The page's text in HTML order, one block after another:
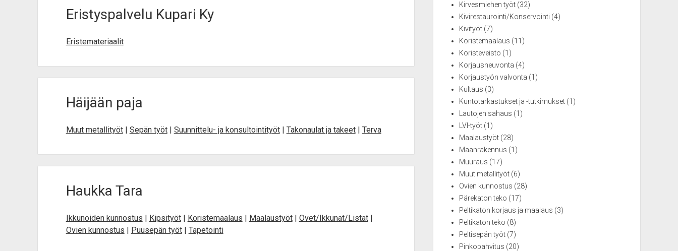
Eristyspalvelu Kupari Ky
Eristemateriaalit
Häijään paja
Muut metallityöt| Sepän työt| Suunnittelu- ja konsultointityöt| Takonaulat ja takeet| Terva
Haukka Tara
Ikkunoiden kunnostus | Kipsityöt| Koristemaalaus | Maalaustyöt| Ovet/Ikkunat/Listat|
Ovien kunnostus | Puusepän työt| Tapetointi
Kirvesmiehen työt (32)
Kivirestaurointi/Konservointi (4)
Kivityöt (7)
Koristemaalaus (11)
Koristeveisto (1)
Korjausneuvonta (4)
Korjaustyön valvonta (1)
Kultaus (3)
Kuntotarkastukset ja -tutkimukset (1)
Lautojen sahaus (1)
LVI-työt (1)
Maalaustyöt (28)
Maanrakennus (1)
Muuraus (17)
Muut metallityöt (6)
Ovien kunnostus (28)
Pärekaton teko (17)
Peltikaton korjaus ja maalaus (3)
Peltikaton teko (8)
Peltisepän työt (7)
Pinkopahvitus (20)